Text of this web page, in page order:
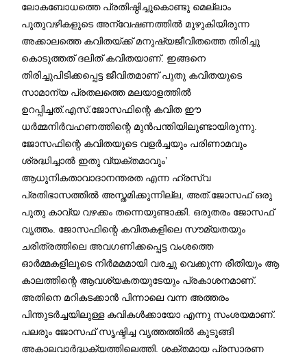
ലോകബോധത്തെ പ്രതിഷ്ഠിച്ചുകൊണ്ടു മെല്ലാം
പുതുവഴികളുടെ അന്വേഷണത്തിൽ മുഴുകിയിരുന്ന
അക്കാലത്തെ കവിതയ്ക്ക് മനുഷ്യജീവിതത്തെ തിരിച്ചു
കൊടുത്തത് ദലിത് കവിതയാണ്. ഇങ്ങനെ
തിരിച്ചുപിടിക്കപ്പെട്ട ജീവിതമാണ് പുതു കവിതയുടെ
സാമാന്യ പ്രതലത്തെ മലയാളത്തിൽ
ഉറപ്പിച്ചത്.എസ്.ജോസഫിന്റെ കവിത ഈ
ധർമ്മനിർവഹണത്തിന്റെ മുൻപന്തിയിലുണ്ടായിരുന്നു.
ജോസഫിന്റെ കവിതയുടെ വളർച്ചയും പരിണാമവും
ശ്രദ്ധിച്ചാൽ ഇതു വ്യക്തമാവും’
ആധുനികതാവാദാനന്തരത എന്ന ഹ്രസ്വ
പ്രതിഭാസത്തിൽ അസ്തമിക്കുന്നില്ല, അത്.ജോസഫ് ഒരു
പുതു കാവ്യ വഴക്കം തന്നെയുണ്ടാക്കി. ഒരുതരം ജോസഫ്
വൃത്തം. ജോസഫിന്റെ കവിതകളിലെ സൗമ്യതയും
ചരിത്രത്തിലെ അവഗണിക്കപ്പെട്ട വംശത്തെ
ഓർമ്മകളിലൂടെ നിർമമമായി വരച്ചു വെക്കുന്ന രീതിയും ആ
കാലത്തിന്റെ ആവശ്യകതയുടേയും പ്രകാശനമാണ്.
അതിനെ മറികടക്കാൻ പിന്നാലെ വന്ന അത്തരം
പിന്തുടർച്ചയിലുള്ള കവികൾക്കായോ എന്നു സംശയമാണ്.
പലരും ജോസഫ് സൃഷ്ടിച്ച വൃത്തത്തിൽ കുടുങ്ങി
അകാലവാർദ്ധക്യത്തിലെത്തി. ശക്തമായ പ്രസാരണ